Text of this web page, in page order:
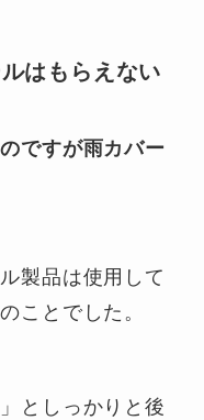
はもらえない
ですが雨カバー
製品は使用して
ことでした。
としっかりと後